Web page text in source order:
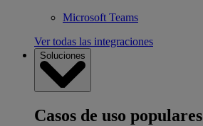
Microsoft Teams
Ver todas las integraciones
Soluciones
Casos de uso populares